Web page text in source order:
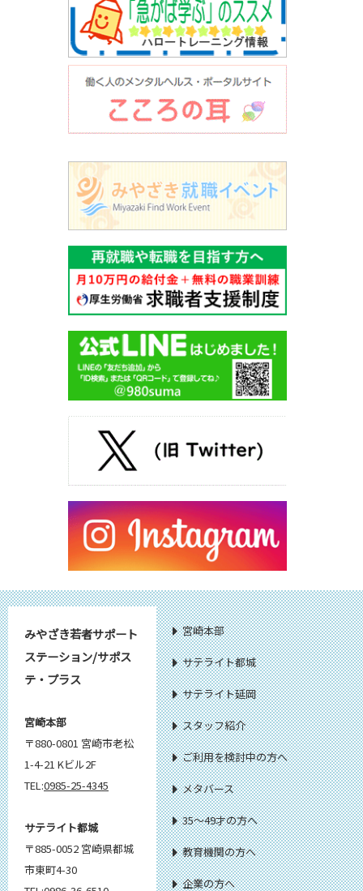
みやざき若者サポート
ステーション/サポス
テ・プラス
宮崎本部
〒880-0801 宮崎市老松
1-4-21 Kビル2F
TEL:0985-25-4345
サテライト都城
〒885-0052 宮崎県都城
市東町4-30
宮崎本部
サテライト都城
サテライト延岡
スタッフ紹介
ご利用を検討中の方へ
メタバース
35～49才の方へ
教育機関の方へ
企業の方へ